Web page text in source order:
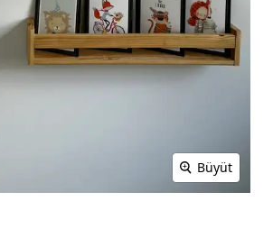
Büyüt